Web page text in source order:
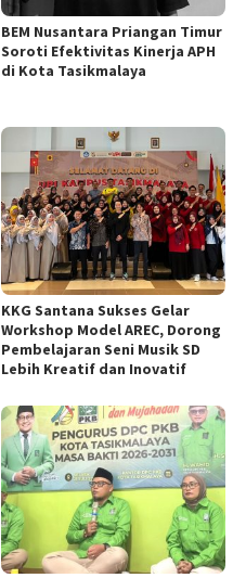
BEM Nusantara Priangan Timur
Soroti Efektivitas Kinerja APH
di Kota Tasikmalaya
KKG Santana Sukses Gelar
Workshop Model AREC, Dorong
Pembelajaran Seni Musik SD
Lebih Kreatif dan Inovatif